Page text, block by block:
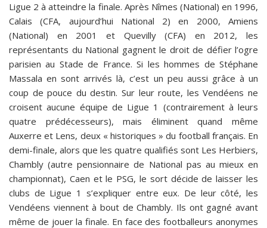
Ligue 2 à atteindre la finale. Après Nîmes (National) en 1996,
Calais (CFA, aujourd’hui National 2) en 2000, Amiens
(National) en 2001 et Quevilly (CFA) en 2012, les
représentants du National gagnent le droit de défier l’ogre
parisien au Stade de France. Si les hommes de Stéphane
Massala en sont arrivés là, c’est un peu aussi grâce à un
coup de pouce du destin. Sur leur route, les Vendéens ne
croisent aucune équipe de Ligue 1 (contrairement à leurs
quatre prédécesseurs), mais éliminent quand même
Auxerre et Lens, deux « historiques » du football français. En
demi-finale, alors que les quatre qualifiés sont Les Herbiers,
Chambly (autre pensionnaire de National pas au mieux en
championnat), Caen et le PSG, le sort décide de laisser les
clubs de Ligue 1 s’expliquer entre eux. De leur côté, les
Vendéens viennent à bout de Chambly. Ils ont gagné avant
même de jouer la finale. En face des footballeurs anonymes